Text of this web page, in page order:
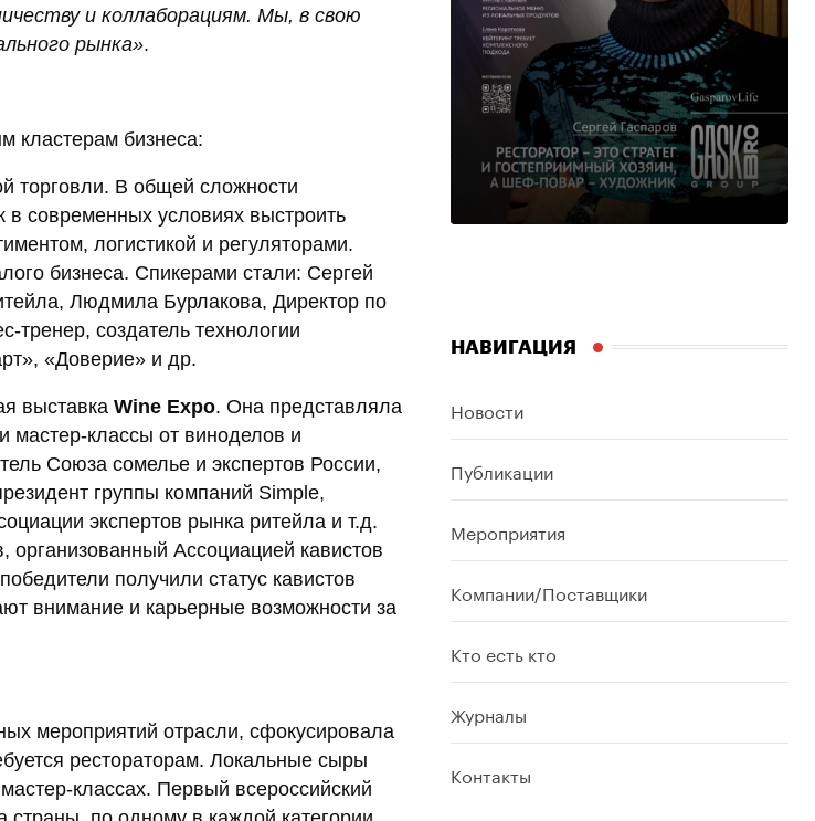
и коллаборациям. Мы, в свою
рынка».
кластерам бизнеса:
торговли. В общей сложности
в современных условиях выстроить
логистикой и регуляторами.
бизнеса. Спикерами стали: Сергей
Людмила Бурлакова, Директор по
создатель технологии
«Доверие» и др.
выставка Wine Expo. Она представляла
мастер-классы от виноделов и
Союза сомелье и экспертов России,
группы компаний Simple,
экспертов рынка ритейла и т.д.
организованный Ассоциацией кавистов
получили статус кавистов
внимание и карьерные возможности за
мероприятий отрасли, сфокусировала
рестораторам. Локальные сыры
классах. Первый всероссийский
НАВИГАЦИЯ
Новости
Публикации
Мероприятия
Компании/Поставщики
Кто есть кто
Журналы
Контакты